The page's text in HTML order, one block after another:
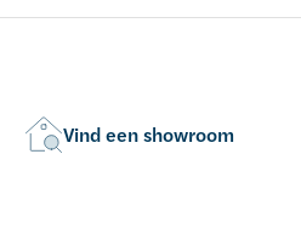
Vind een showroom